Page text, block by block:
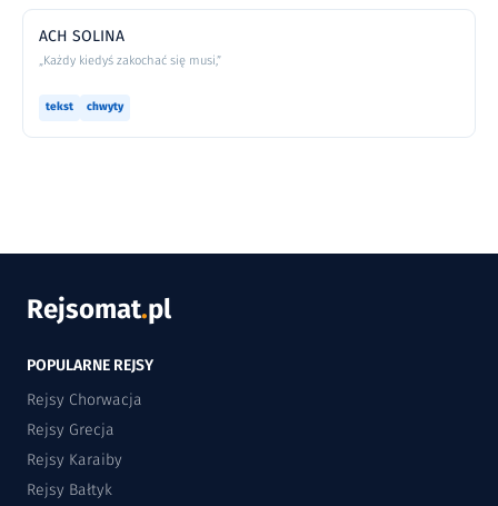
ACH SOLINA
„Każdy kiedyś zakochać się musi,”
tekst chwyty
Rejsomat.pl
POPULARNE REJSY
Rejsy Chorwacja
Rejsy Grecja
Rejsy Karaiby
Rejsy Bałtyk